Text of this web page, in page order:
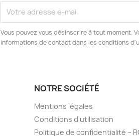
Vous pouvez vous désinscrire à tout moment.
informations de contact dans les conditions
NOTRE SOCIÉTÉ
Mentions légales
Conditions d'utilisation
Politique de confidentialité –